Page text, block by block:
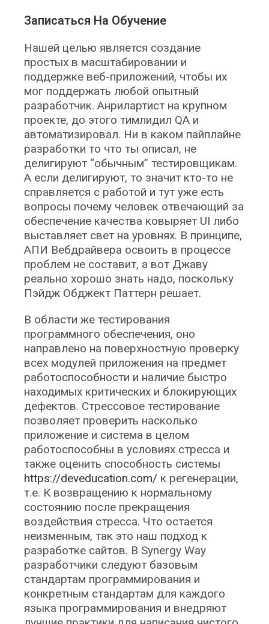
Записаться На Обучение
Нашей целью является создание
простых в масштабировании и
поддержке веб-приложений, чтобы их
мог поддержать любой опытный
разработчик. Анрилартист на крупном
проекте, до этого тимлидил QA и
автоматизировал. Ни в каком пайплайне
разработки то что ты описал, не
делигируют “обычным” тестировщикам.
А если делигируют, то значит кто-то не
справляется с работой и тут уже есть
вопросы почему человек отвечающий за
обеспечение качества ковыряет UI либо
выставляет свет на уровнях. В принципе,
АПИ Вебдрайвера освоить в процессе
проблем не составит, а вот Джаву
реально хорошо знать надо, поскольку
Пэйдж Обджект Паттерн решает.
В области же тестирования
программного обеспечения, оно
направлено на поверхностную проверку
всех модулей приложения на предмет
работоспособности и наличие быстро
находимых критических и блокирующих
дефектов. Стрессовое тестирование
позволяет проверить насколько
приложение и система в целом
работоспособны в условиях стресса и
также оценить способность системы
https://deveducation.com/ к регенерации,
т.е. К возвращению к нормальному
состоянию после прекращения
воздействия стресса. Что остается
неизменным, так это наш подход к
разработке сайтов. В Synergy Way
разработчики следуют базовым
стандартам программирования и
конкретным стандартам для каждого
языка программирования и внедряют